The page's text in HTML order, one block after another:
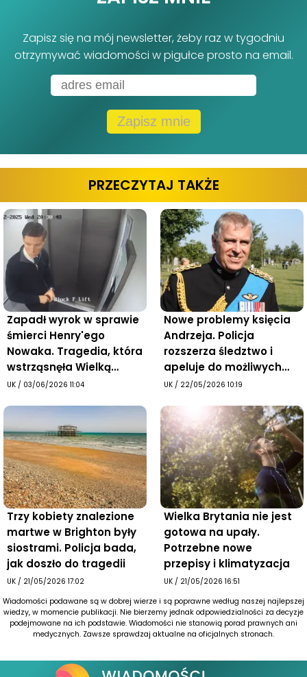
Zapisz się na mój newsletter, żeby raz w tygodniu
otrzymywać wiadomości w pigułce prosto na email.
Zapisz mnie
PRZECZYTAJ TAKŻE
Zapadł wyrok w sprawie
śmierci Henry'ego
Nowaka. Tragedia, która
wstrząsnęła Wielką
Brytanią
UK / 03/06/2026 11:04
Nowe problemy księcia
Andrzeja. Policja
rozszerza śledztwo i
apeluje do możliwych
ofiar
UK / 22/05/2026 10:19
Trzy kobiety znalezione
martwe w Brighton były
siostrami. Policja bada,
jak doszło do tragedii
UK / 21/05/2026 17:02
Wielka Brytania nie jest
gotowa na upały.
Potrzebne nowe
przepisy i klimatyzacja
UK / 21/05/2026 16:51
Wiadomości podawane są w dobrej wierze i są poprawne według naszej najlepszej
wiedzy, w momencie publikacji. Nie bierzemy jednak odpowiedzialności za decyzje
podejmowane na ich podstawie. Wiadomości nie stanowią porad prawnych ani
medycznych. Zawsze sprawdzaj aktualne na oficjalnych stronach.